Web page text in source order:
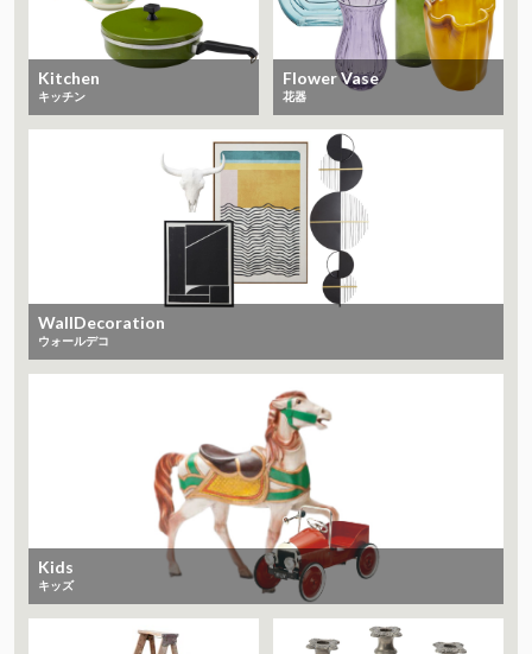
Kitchen
キッチン
Flower Vase
花器
WallDecoration
ウォールデコ
Kids
キッズ